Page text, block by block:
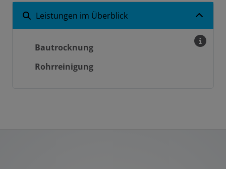
Leistungen im Überblick
Bautrocknung
Rohrreinigung